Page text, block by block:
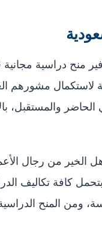
منح دراسية
لاستكمال مشورهم
والمستقبل،
من رجال
كافة تكاليف
ومن المنح